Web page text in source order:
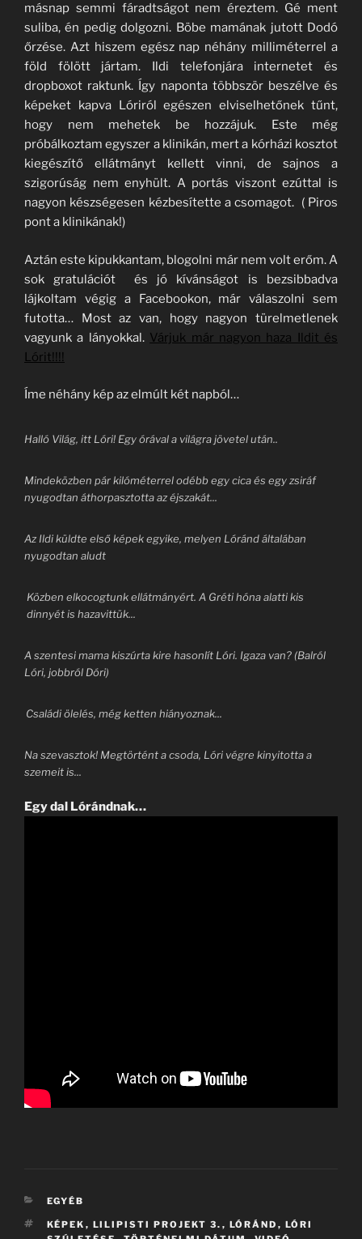
másnap semmi fáradtságot nem éreztem. Gé ment
suliba, én pedig dolgozni. Böbe mamának jutott Dodó
őrzése. Azt hiszem egész nap néhány milliméterrel a
föld fölött jártam. Ildi telefonjára internetet és
dropboxot raktunk. Így naponta többször beszélve és
képeket kapva Lóriról egészen elviselhetőnek tűnt,
hogy nem mehetek be hozzájuk. Este még
próbálkoztam egyszer a klinikán, mert a kórházi kosztot
kiegészítő ellátmányt kellett vinni, de sajnos a
szigorúság nem enyhült. A portás viszont ezúttal is
nagyon készségesen kézbesítette a csomagot. ( Piros
pont a klinikának!)
Aztán este kipukkantam, blogolni már nem volt erőm. A
sok gratulációt és jó kívánságot is bezsibbadva
lájkoltam végig a Facebookon, már válaszolni sem
futotta… Most az van, hogy nagyon türelmetlenek
vagyunk a lányokkal. Várjuk már nagyon haza Ildit és
Lórit!!!!
Íme néhány kép az elmúlt két napból…
Halló Világ, itt Lóri! Egy órával a világra jövetel után..
Mindeközben pár kilóméterrel odébb egy cica és egy zsiráf
nyugodtan áthorpasztotta az éjszakát...
Az Ildi küldte első képek egyike, melyen Lóránd általában
nyugodtan aludt
Közben elkocogtunk ellátmányért. A Gréti hóna alatti kis
dinnyét is hazavittük...
A szentesi mama kiszúrta kire hasonlít Lóri. Igaza van? (Balról
Lóri, jobbról Dóri)
Családi ölelés, még ketten hiányoznak...
Na szevasztok! Megtörtént a csoda, Lóri végre kinyitotta a
szemeit is...
Egy dal Lórándnak…
KATEGÓRIÁK
EGYÉB
CÍMKÉK
KÉPEK , LILIPISTI PROJEKT 3. , LÓRÁND , LÓRI